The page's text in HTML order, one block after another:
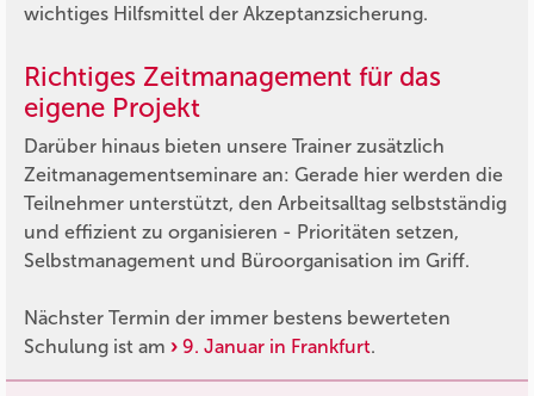
wichtiges Hilfsmittel der Akzeptanzsicherung.
Richtiges Zeitmanagement für das
eigene Projekt
Darüber hinaus bieten unsere Trainer zusätzlich
Zeitmanagementseminare an: Gerade hier werden die
Teilnehmer unterstützt, den Arbeitsalltag selbstständig
und effizient zu organisieren - Prioritäten setzen,
Selbstmanagement und Büroorganisation im Griff.
Nächster Termin der immer bestens bewerteten
Schulung ist am
9. Januar in Frankfurt.